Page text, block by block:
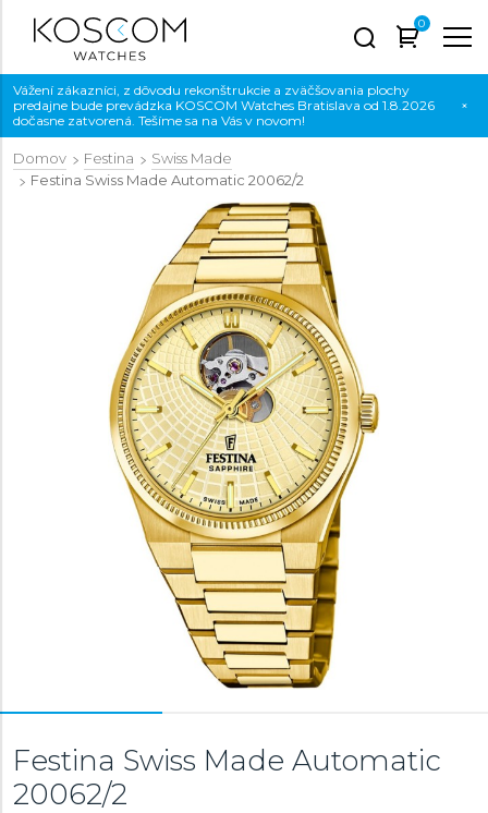
0
Vážení zákazníci, z dôvodu rekonštrukcie a zväčšovania plochy
predajne bude prevádzka KOSCOM Watches Bratislava od 1.8.2026
dočasne zatvorená. Tešíme sa na Vás v novom!
×
Domov Festina
Swiss Made
Festina Swiss Made Automatic 20062/2
Festina Swiss Made Automatic
20062/2